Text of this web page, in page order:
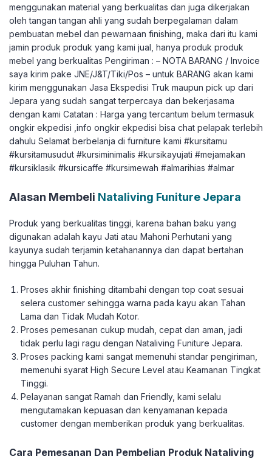
menggunakan material yang berkualitas dan juga dikerjakan
oleh tangan tangan ahli yang sudah berpegalaman dalam
pembuatan mebel dan pewarnaan finishing, maka dari itu kami
jamin produk produk yang kami jual, hanya produk produk
mebel yang berkualitas Pengiriman : – NOTA BARANG / Invoice
saya kirim pake JNE/J&T/Tiki/Pos – untuk BARANG akan kami
kirim menggunakan Jasa Ekspedisi Truk maupun pick up dari
Jepara yang sudah sangat terpercaya dan bekerjasama
dengan kami Catatan : Harga yang tercantum belum termasuk
ongkir ekpedisi ,info ongkir ekpedisi bisa chat pelapak terlebih
dahulu Selamat berbelanja di furniture kami #kursitamu
#kursitamusudut #kursiminimalis #kursikayujati #mejamakan
#kursiklasik #kursicaffe #kursimewah #almarihias #almar
Alasan Membeli Nataliving Funiture Jepara
Produk yang berkualitas tinggi, karena bahan baku yang
digunakan adalah kayu Jati atau Mahoni Perhutani yang
kayunya sudah terjamin ketahanannya dan dapat bertahan
hingga Puluhan Tahun.
Proses akhir finishing ditambahi dengan top coat sesuai
selera customer sehingga warna pada kayu akan Tahan
Lama dan Tidak Mudah Kotor.
Proses pemesanan cukup mudah, cepat dan aman, jadi
tidak perlu lagi ragu dengan Nataliving Funiture Jepara.
Proses packing kami sangat memenuhi standar pengiriman,
memenuhi syarat High Secure Level atau Keamanan Tingkat
Tinggi.
Pelayanan sangat Ramah dan Friendly, kami selalu
mengutamakan kepuasan dan kenyamanan kepada
customer dengan memberikan produk yang berkualitas.
Cara Pemesanan Dan Pembelian Produk Nataliving